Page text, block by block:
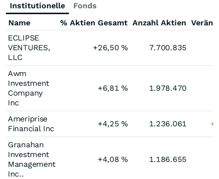
Institutionelle
Fonds
Name
% Aktien Gesamt Anzahl Aktien
ECLIPSE
VENTURES,
LLC
+26,50% 7.700.835
Awm
Investment
Company
Inc
+6,81% 1.978.470
Ameriprise
Financial Inc
+4,25% 1.236.061
Granahan
Investment
Management
Inc..
+4,08% 1.186.655